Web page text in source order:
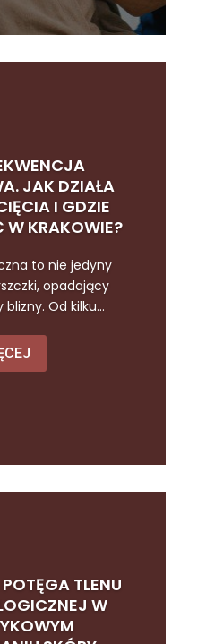
JAK DZIAŁA
I GDZIE
W KRAKOWIE?
to nie jedyny
opadający
Od kilku...
TLENU
W